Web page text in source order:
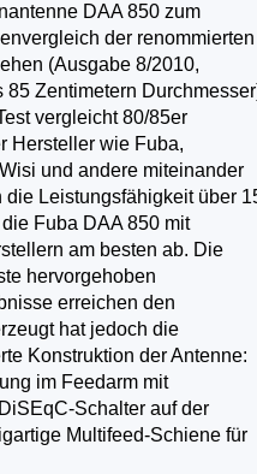
DAA 850 zum
der renommierten
(Ausgabe 8/2010,
Zentimetern
vergleicht 80/85er
Hersteller wie Fuba,
und andere miteinander
Leistungsfähigkeit über
Fuba DAA 850 mit
am besten ab. Die
hervorgehoben
erreichen den
hat jedoch die
Konstruktion der Antenne:
im Feedarm mit
Schalter auf der
Multifeed-Schiene für